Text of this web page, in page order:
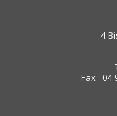
4
Fax : 04